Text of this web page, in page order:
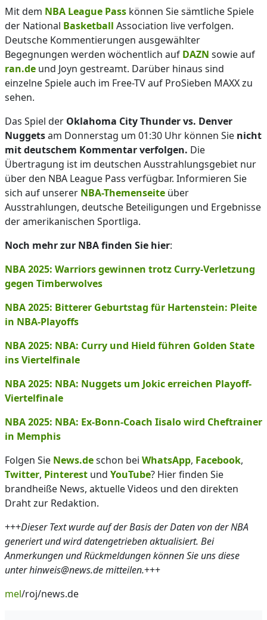
Mit dem NBA League Pass können Sie sämtliche Spiele
der National Basketball Association live verfolgen.
Deutsche Kommentierungen ausgewählter
Begegnungen werden wöchentlich auf DAZN sowie auf
ran.de und Joyn gestreamt. Darüber hinaus sind
einzelne Spiele auch im Free-TV auf ProSieben MAXX zu
sehen.
Das Spiel der Oklahoma City Thunder vs. Denver
Nuggetsam Donnerstag um 01:30 Uhr können Sie nicht
mit deutschem Kommentar verfolgen. Die
Übertragung ist im deutschen Ausstrahlungsgebiet nur
über den NBA League Pass verfügbar. Informieren Sie
sich auf unserer NBA-Themenseite über
Ausstrahlungen, deutsche Beteiligungen und Ergebnisse
der amerikanischen Sportliga.
Noch mehr zur NBA finden Sie hier:
NBA 2025: Warriors gewinnen trotz Curry-Verletzung
gegen Timberwolves
NBA 2025: Bitterer Geburtstag für Hartenstein: Pleite
in NBA-Playoffs
NBA 2025: NBA: Curry und Hield führen Golden State
ins Viertelfinale
NBA 2025: NBA: Nuggets um Jokic erreichen Playoff-
Viertelfinale
NBA 2025: NBA: Ex-Bonn-Coach Iisalo wird Cheftrainer
in Memphis
Folgen Sie News.deschon bei WhatsApp, Facebook,
Twitter, Pinterest und YouTube? Hier finden Sie
brandheiße News, aktuelle Videos und den direkten
Draht zur Redaktion.
+++Dieser Text wurde auf der Basis der Daten von der NBA
generiert und wird datengetrieben aktualisiert. Bei
Anmerkungen und Rückmeldungen können Sie uns diese
unter hinweis@news.de mitteilen.+++
mel/roj/news.de